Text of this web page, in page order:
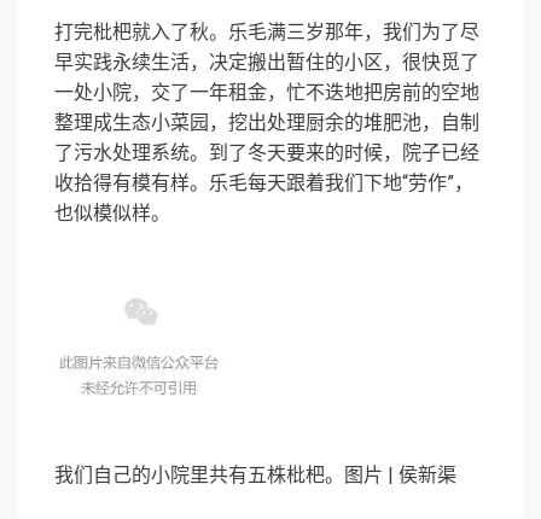
打完枇杷就入了秋。乐毛满三岁那年，我们为了尽
早实践永续生活，决定搬出暂住的小区，很快觅了
一处小院，交了一年租金，忙不迭地把房前的空地
整理成生态小菜园，挖出处理厨余的堆肥池，自制
了污水处理系统。到了冬天要来的时候，院子已经
收拾得有模有样。乐毛每天跟着我们下地“劳作”，
也似模似样。
我们自己的小院里共有五株枇杷。图片 | 侯新渠